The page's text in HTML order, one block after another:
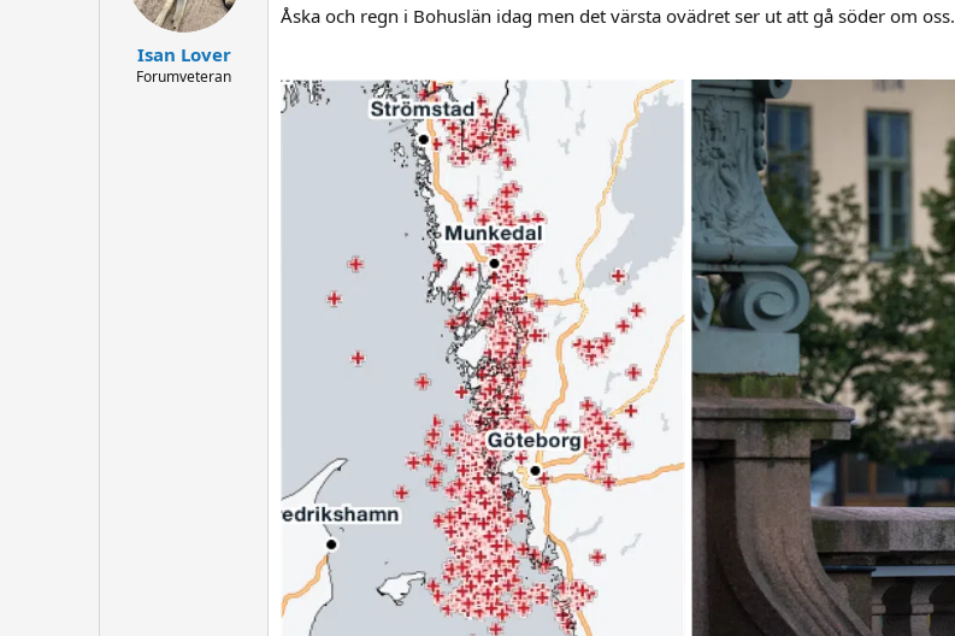
s
Isan Lover
Forumveteran
Åska och regn i Bohuslän idag men det värsta ovädret ser ut att gå söder om oss.